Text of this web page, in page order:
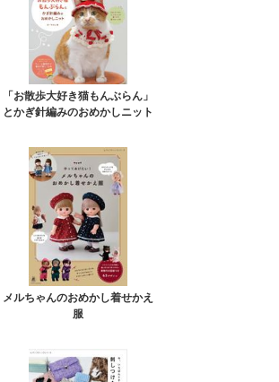
「お散歩大好き猫もんぶらん」
とかぎ針編みのおめかしニット
メルちゃんのおめかし着せかえ
服